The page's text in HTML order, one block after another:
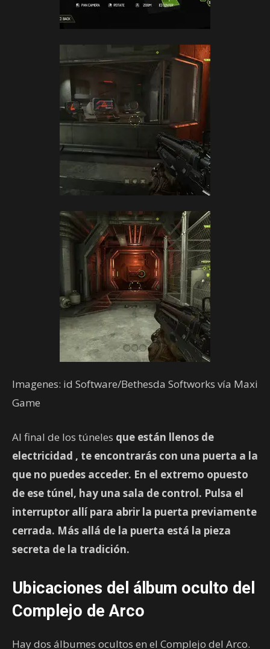
Imagenes: id Software/Bethesda Softworks vía Maxi
Game
Al final de los túneles que están llenos de
electricidad , te encontrarás con una puerta a la
que no puedes acceder. En el extremo opuesto
de ese túnel, hay una sala de control. Pulsa el
interruptor allí para abrir la puerta previamente
cerrada. Más allá de la puerta está la pieza
secreta de la tradición.
Ubicaciones del álbum oculto del
Complejo de Arco
Hay dos álbumes ocultos en el Complejo del Arco.